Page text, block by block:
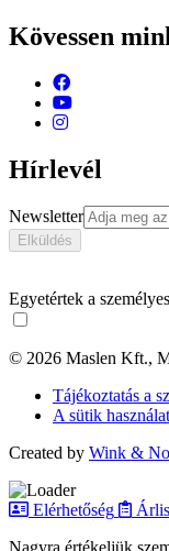
Kövessen
Hírlevél
Newsletter
Egyetértek a
© 2026 Maslen Kft.,
Tájékoztatás a
A sütik
Created by Wink &
Elérhetőség